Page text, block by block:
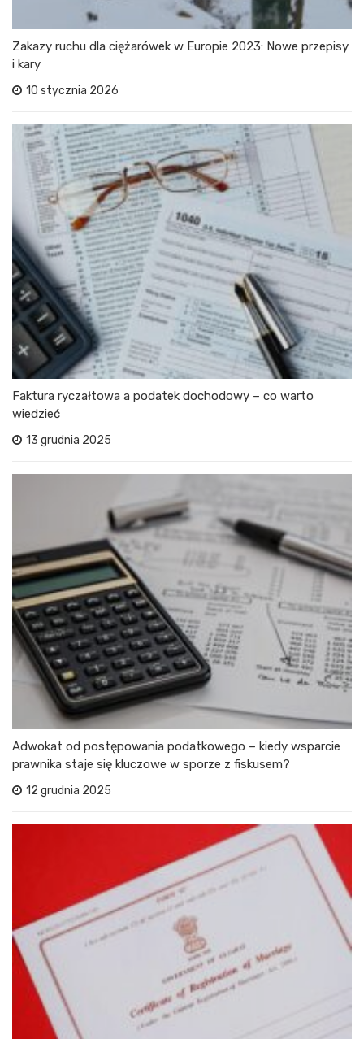
Zakazy ruchu dla ciężarówek w Europie 2023: Nowe przepisy
i kary
10 stycznia 2026
Faktura ryczałtowa a podatek dochodowy – co warto
wiedzieć
13 grudnia 2025
Adwokat od postępowania podatkowego – kiedy wsparcie
prawnika staje się kluczowe w sporze z fiskusem?
12 grudnia 2025